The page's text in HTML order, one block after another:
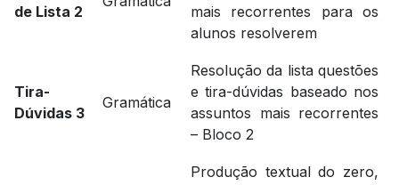
de Lista 2
mais recorrentes para os
alunos resolverem
Tira-
Dúvidas 3
Gramática
Resolução da lista questões
e tira-dúvidas baseado nos
assuntos mais recorrentes
– Bloco 2
Produção textual do zero,